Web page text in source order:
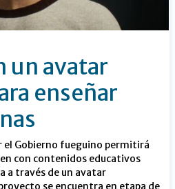
un avatar
enseñar
el Gobierno fueguino permitirá
con contenidos educativos
a través de un avatar
se encuentra en etapa de